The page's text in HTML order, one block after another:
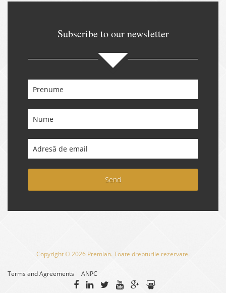
Subscribe to our newsletter
Send
Copyright © 2026 Premian. Toate drepturile rezervate.
Terms and Agreements ANPC